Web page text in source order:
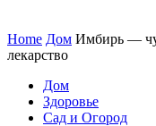
Home Дом Имбирь —
лекарство
Дом
Здоровье
Сад и Огород